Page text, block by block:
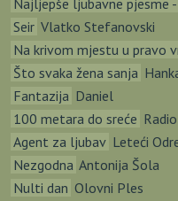
Najljepše ljubavne pjesme
Seir Vlatko Stefanovski
Na krivom mjestu u pravo
Što svaka žena sanja
Fantazija Daniel
100 metara do sreće
Agent za ljubav Leteći
Nezgodna Antonija Šola
Nulti dan Olovni Ples